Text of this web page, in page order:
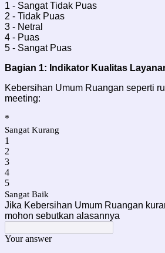
1 - Sangat Tidak Puas
2 - Tidak Puas
3 - Netral
4 - Puas
5 - Sangat Puas
Bagian 1: Indikator Kualitas
Kebersihan Umum Ruangan seperti
meeting:
*
Sangat Kurang
1
2
3
4
5
Sangat Baik
Jika Kebersihan Umum Ruangan
mohon sebutkan alasannya
Your answer